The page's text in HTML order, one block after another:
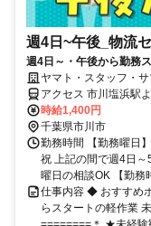
週4日~午後_物流
週4日～・午後から勤務
ク軽作業♪空調完備☆未
ヤマト・スタッフ・
アクセス 市川塩浜駅
時給1,400円
千葉県市川市
勤務時間 【勤務曜日
祝 上記の間で週4日
曜日の相談OK 【勤務
仕事内容 ◆ おすすめ
らスタートの軽作業